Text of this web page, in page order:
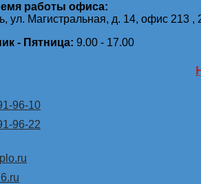
работы офиса:
ул. Магистральная, д. 14, офис 213 ,
- Пятница: 9.00 - 17.00
96-10
96-22